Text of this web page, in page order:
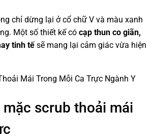
chỉ dừng lại ở cổ chữ V và màu xanh
Một số thiết kế có cạp thun co giãn,
tinh tế sẽ mang lại cảm giác vừa hiện
mặc scrub thoải mái